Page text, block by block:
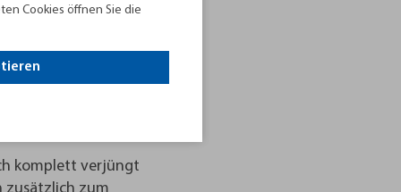
kann auch eine
komplett verjüngt
Cookies öffnen Sie die